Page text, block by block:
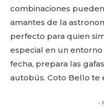
combinaciones
amantes de la
perfecto para quien
especial en un
fecha, prepara las
autobús. Coto Bello te
-